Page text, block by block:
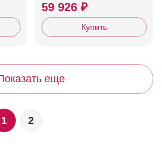
59 926 ₽
Купить
еще
1 2